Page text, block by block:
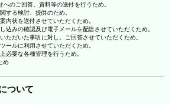
のご回答、資料等の送付を行うため。
する検討、提供のため。
内状を送付させていただくため。
込みの確認及び電子メールを配信させていただくため。
ただいた事項に対し、ご回答させていただくため。
ールに利用させていただくため。
必要な各種管理を行うため。
め
ついて